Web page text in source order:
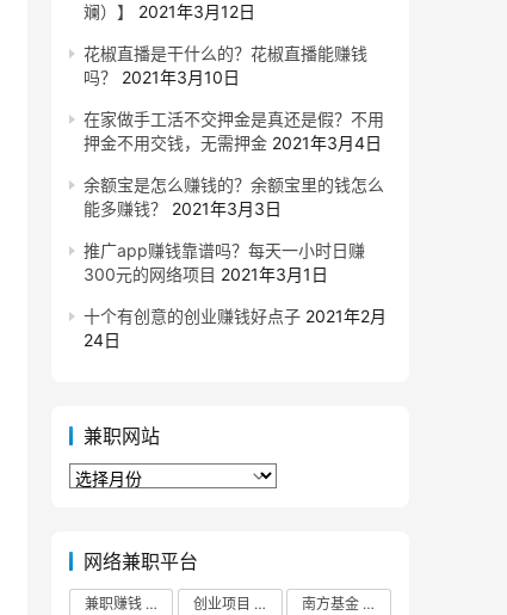
斓）】
2021年3月12日
花椒直播是干什么的？花椒直播能赚钱
吗？
2021年3月10日
在家做手工活不交押金是真还是假？不用
押金不用交钱，无需押金 2021年3月4日
余额宝是怎么赚钱的？余额宝里的钱怎么
能多赚钱？
2021年3月3日
推广app赚钱靠谱吗？每天一小时日赚
300元的网络项目 2021年3月1日
十个有创意的创业赚钱好点子 2021年2月
24日
兼职网站
兼
网络兼职平台
兼职赚钱 创业项目 南方基金